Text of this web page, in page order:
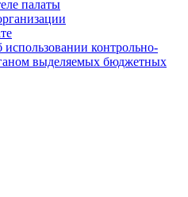
палаты
использовании контрольно-
выделяемых бюджетных